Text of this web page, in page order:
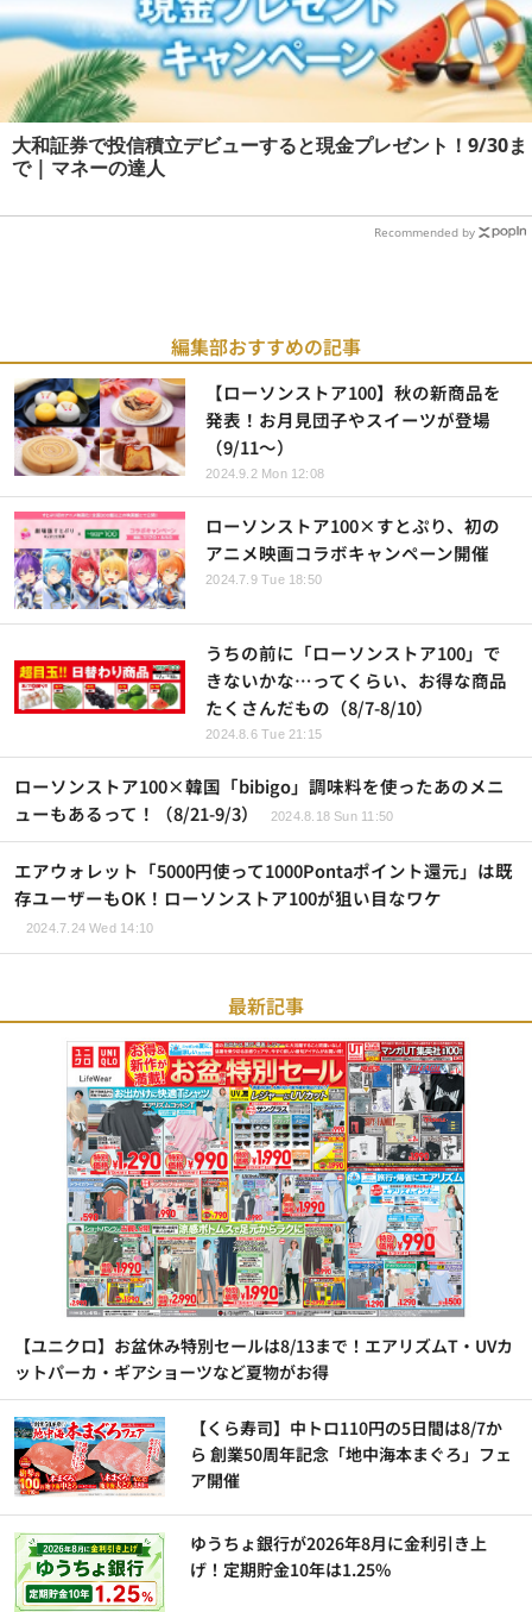
大和証券で投信積立デビューすると現金プレゼント！9/30ま
で | マネーの達人
Recommended by
編集部おすすめの記事
【ローソンストア100】秋の新商品を
発表！お月見団子やスイーツが登場
（9/11～）
2024.9.2 Mon 12:08
ローソンストア100×すとぷり、初の
アニメ映画コラボキャンペーン開催
2024.7.9 Tue 18:50
うちの前に「ローソンストア100」で
きないかな…ってくらい、お得な商品
たくさんだもの（8/7-8/10）
2024.8.6 Tue 21:15
ローソンストア100×韓国「bibigo」調味料を使ったあのメニ
ューもあるって！（8/21-9/3）
2024.8.18 Sun 11:50
エアウォレット「5000円使って1000Pontaポイント還元」は既
存ユーザーもOK！ローソンストア100が狙い目なワケ
2024.7.24 Wed 14:10
最新記事
【ユニクロ】お盆休み特別セールは8/13まで！エアリズムT・UVカ
ットパーカ・ギアショーツなど夏物がお得
【くら寿司】中トロ110円の5日間は8/7か
ら 創業50周年記念「地中海本まぐろ」フェ
ア開催
ゆうちょ銀行が2026年8月に金利引き上
げ！定期貯金10年は1.25%